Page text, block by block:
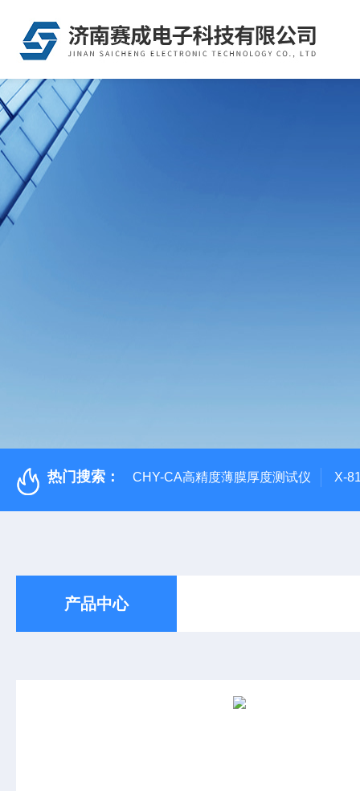
热门搜索： CHY-CA高精度薄膜厚度测试仪 X-
产品中心